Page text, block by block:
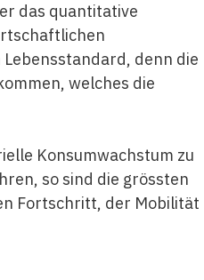
das quantitative
denn die
welches die
Konsumwachstum zu
so sind die grössten
Fortschritt, der Mobilität